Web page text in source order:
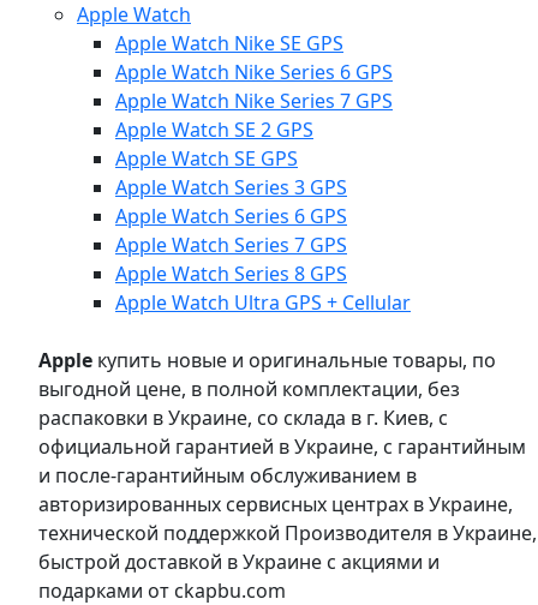
Apple Watch
Apple Watch Nike SE GPS
Apple Watch Nike Series 6 GPS
Apple Watch Nike Series 7 GPS
Apple Watch SE 2 GPS
Apple Watch SE GPS
Apple Watch Series 3 GPS
Apple Watch Series 6 GPS
Apple Watch Series 7 GPS
Apple Watch Series 8 GPS
Apple Watch Ultra GPS + Cellular
Apple купить новые и оригинальные товары, по
выгодной цене, в полной комплектации, без
распаковки в Украине, со склада в г. Киев, с
официальной гарантией в Украине, с гарантийным
и после-гарантийным обслуживанием в
авторизированных сервисных центрах в Украине,
технической поддержкой Производителя в Украине,
быстрой доставкой в Украине с акциями и
подарками от ckapbu.com